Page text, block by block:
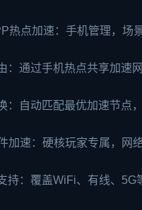
热点加速：手机管理，场
：通过手机热点共享加速
：自动匹配最优加速节点
加速：硬核玩家专属，网
持：覆盖WiFi、有线、5G